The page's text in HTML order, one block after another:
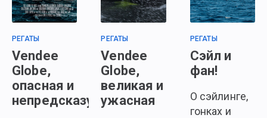
РЕГАТЫ
Vendee
Globe,
опасная и
непредсказуемая
РЕГАТЫ
Vendee
Globe,
великая и
ужасная
РЕГАТЫ
Сэйл и
фан!
О сэйлинге,
гонках и